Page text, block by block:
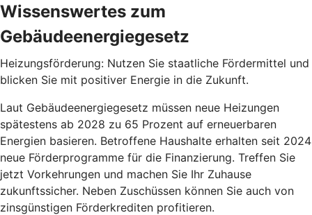
Wissenswertes zum
Gebäudeenergiegesetz
Heizungsförderung: Nutzen Sie staatliche Fördermittel und
blicken Sie mit positiver Energie in die Zukunft.
Laut Gebäudeenergiegesetz müssen neue Heizungen
spätestens ab 2028 zu 65 Prozent auf erneuerbaren
Energien basieren. Betroffene Haushalte erhalten seit 2024
neue Förderprogramme für die Finanzierung. Treffen Sie
jetzt Vorkehrungen und machen Sie Ihr Zuhause
zukunftssicher. Neben Zuschüssen können Sie auch von
zinsgünstigen Förderkrediten profitieren.